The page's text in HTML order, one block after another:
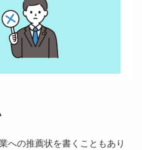
への推薦状を書くこともあり